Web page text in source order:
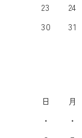
23
24
30
31
日 月
・
・